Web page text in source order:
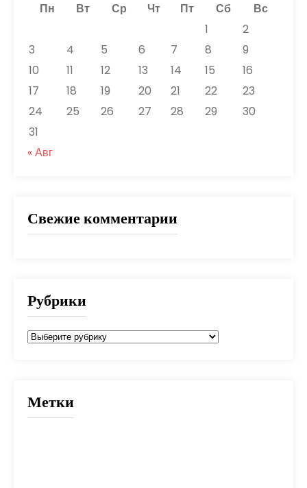
Пн
Вт Ср Чт Пт Сб
Вс
1
2
3
4 5 6 7 8
9
10
11 12 13 14 15
16
17
18 19 20 21 22
23
24
25 26 27 28 29
30
31
« Авг
Свежие комментарии
Рубрики
Рубрики
Метки